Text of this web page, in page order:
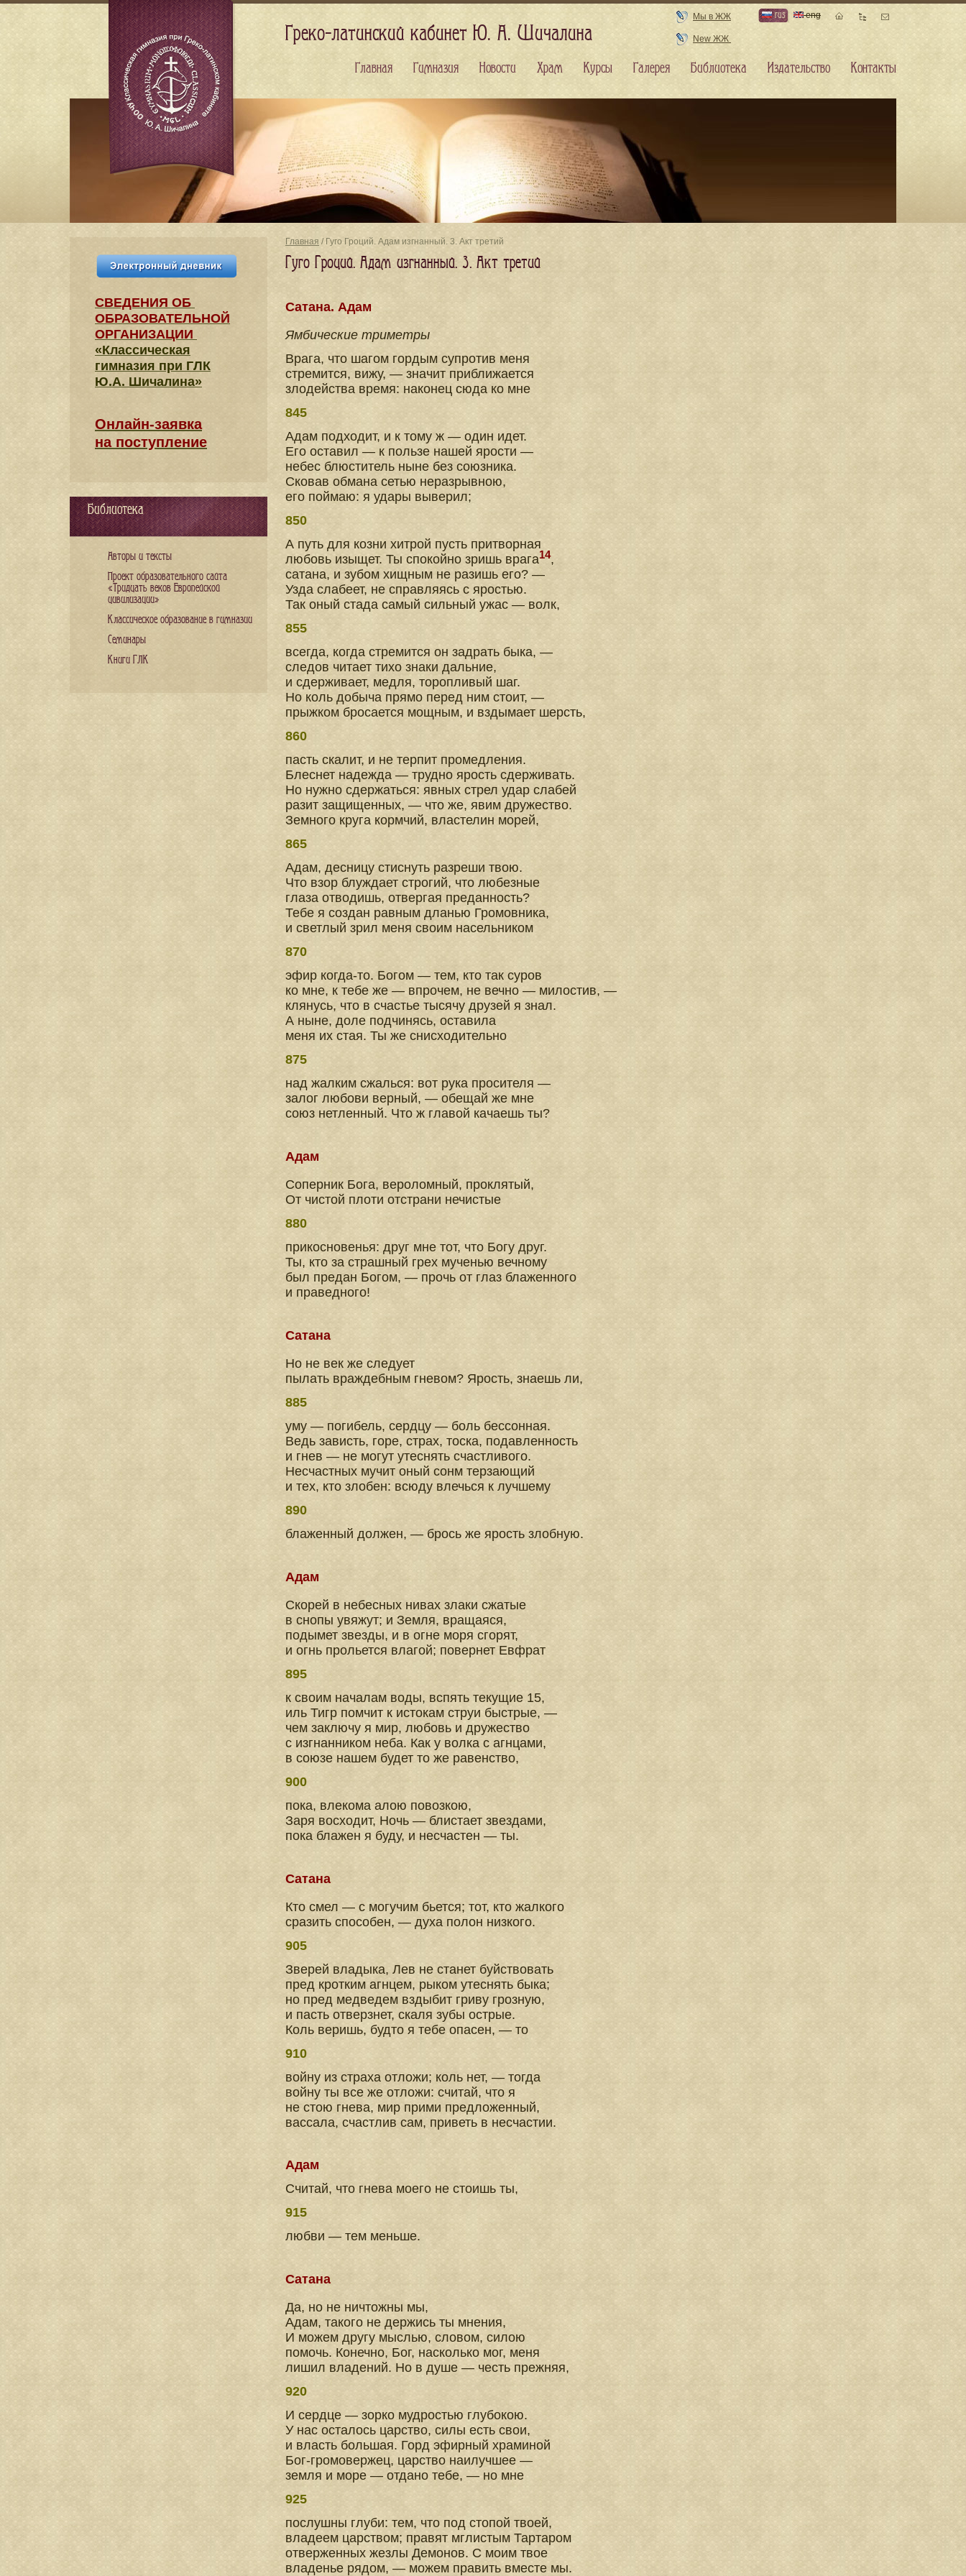
Главная / Гуго Гроций. Адам изгнанный. 3. Акт третий
Гуго Гроций. Адам изгнанный. 3. Акт третий
Сатана. Адам
Ямбические триметры
Врага, что шагом гордым супротив меня
стремится, вижу, — значит приближается
злодейства время: наконец сюда ко мне
845
Адам подходит, и к тому ж — один идет.
Его оставил — к пользе нашей ярости —
небес блюститель ныне без союзника.
Сковав обмана сетью неразрывною,
его поймаю: я удары выверил;
850
А путь для козни хитрой пусть притворная
любовь изыщет. Ты спокойно зришь врага14,
сатана, и зубом хищным не разишь его? —
Узда слабеет, не справляясь с яростью.
Так оный стада самый сильный ужас — волк,
855
всегда, когда стремится он задрать быка, —
следов читает тихо знаки дальние,
и сдерживает, медля, торопливый шаг.
Но коль добыча прямо перед ним стоит, —
прыжком бросается мощным, и вздымает шерсть,
860
пасть скалит, и не терпит промедления.
Блеснет надежда — трудно ярость сдерживать.
Но нужно сдержаться: явных стрел удар слабей
разит защищенных, — что же, явим дружество.
Земного круга кормчий, властелин морей,
865
Адам, десницу стиснуть разреши твою.
Что взор блуждает строгий, что любезные
глаза отводишь, отвергая преданность?
Тебе я создан равным дланью Громовника,
и светлый зрил меня своим насельником
870
эфир когда-то. Богом — тем, кто так суров
ко мне, к тебе же — впрочем, не вечно — милостив, —
клянусь, что в счастье тысячу друзей я знал.
А ныне, доле подчинясь, оставила
меня их стая. Ты же снисходительно
875
над жалким сжалься: вот рука просителя —
залог любови верный, — обещай же мне
союз нетленный. Что ж главой качаешь ты?
Адам
Соперник Бога, вероломный, проклятый,
От чистой плоти отстрани нечистые
880
прикосновенья: друг мне тот, что Богу друг.
Ты, кто за страшный грех мученью вечному
был предан Богом, — прочь от глаз блаженного
и праведного!
Сатана
Но не век же следует
пылать враждебным гневом? Ярость, знаешь ли,
885
уму — погибель, сердцу — боль бессонная.
Ведь зависть, горе, страх, тоска, подавленность
и гнев — не могут утеснять счастливого.
Несчастных мучит оный сонм терзающий
и тех, кто злобен: всюду влечься к лучшему
890
блаженный должен, — брось же ярость злобную.
Адам
Скорей в небесных нивах злаки сжатые
в снопы увяжут; и Земля, вращаяся,
подымет звезды, и в огне моря сгорят,
и огнь прольется влагой; повернет Евфрат
895
к своим началам воды, вспять текущие 15,
иль Тигр помчит к истокам струи быстрые, —
чем заключу я мир, любовь и дружество
с изгнанником неба. Как у волка с агнцами,
в союзе нашем будет то же равенство,
900
пока, влекома алою повозкою,
Заря восходит, Ночь — блистает звездами,
пока блажен я буду, и несчастен — ты.
Сатана
Кто смел — с могучим бьется; тот, кто жалкого
сразить способен, — духа полон низкого.
905
Зверей владыка, Лев не станет буйствовать
пред кротким агнцем, рыком утеснять быка;
но пред медведем вздыбит гриву грозную,
и пасть отверзнет, скаля зубы острые.
Коль веришь, будто я тебе опасен, — то
910
войну из страха отложи; коль нет, — тогда
войну ты все же отложи: считай, что я
не стою гнева, мир прими предложенный,
вассала, счастлив сам, приветь в несчастии.
Адам
Считай, что гнева моего не стоишь ты,
915
любви — тем меньше.
Сатана
Да, но не ничтожны мы,
Адам, такого не держись ты мнения,
И можем другу мыслью, словом, силою
помочь. Конечно, Бог, насколько мог, меня
лишил владений. Но в душе — честь прежняя,
920
И сердце — зорко мудростью глубокою.
У нас осталось царство, силы есть свои,
и власть большая. Горд эфирный храминой
Бог-громовержец, царство наилучшее —
земля и море — отдано тебе, — но мне
925
послушны глуби: тем, что под стопой твоей,
владеем царством; правят мглистым Тартаром
отверженных жезлы Демонов. С моим твое
владенье рядом, — можем править вместе мы.
СВЕДЕНИЯ​ ОБ
ОБРАЗОВАТЕЛЬНОЙ
ОРГАНИЗАЦИИ
«Классическая
гимназия при ГЛК
Ю.А. Шичалина»
Онлайн-заявка
на поступление
Библиотека
Авторы и тексты
Проект образовательного сайта
«Тридцать веков Европейской
цивилизации»
Классическое образование в гимназии
Семинары
Книги ГЛК
Греко-латинский кабинет Ю. А. Шичалина
Мы в ЖЖ
New ЖЖ
rus eng
Главная Гимназия Новости Храм Курсы Галерея Библиотека Издательство Контакты